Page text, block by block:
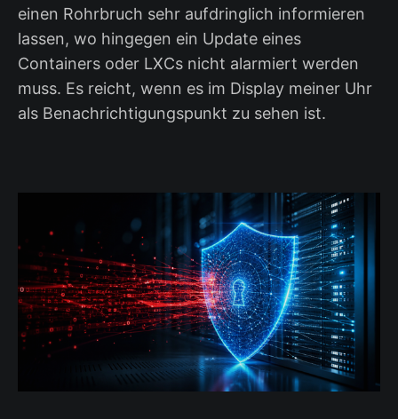
einen Rohrbruch sehr aufdringlich informieren
lassen, wo hingegen ein Update eines
Containers oder LXCs nicht alarmiert werden
muss. Es reicht, wenn es im Display meiner Uhr
als Benachrichtigungspunkt zu sehen ist.